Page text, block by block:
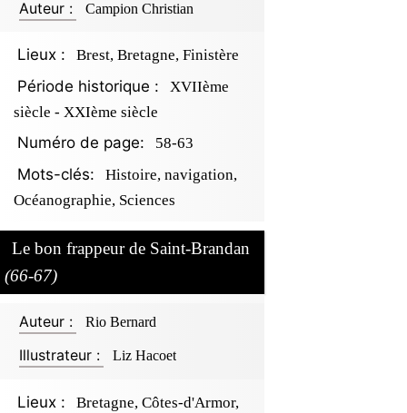
Auteur : Campion Christian
Lieux : Brest, Bretagne, Finistère
Période historique :
XVIIème
siècle - XXIème siècle
Numéro de page: 58-63
Mots-clés:
Histoire, navigation,
Océanographie, Sciences
Le bon frappeur de Saint-Brandan
(66-67)
Auteur : Rio Bernard
Illustrateur : Liz Hacoet
Lieux :
Bretagne, Côtes-d'Armor,